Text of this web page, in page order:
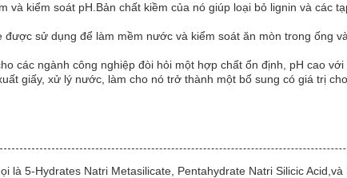
kiểm soát pH.Bản chất kiềm của nó giúp loại bỏ lignin và các
sử dụng để làm mềm nước và kiểm soát ăn mòn trong ống
các ngành công nghiệp đòi hỏi một hợp chất ổn định, pH cao
giấy, xử lý nước, làm cho nó trở thành một bổ sung có giá trị
5-Hydrates Natri Metasilicate, Pentahydrate Natri Silicic